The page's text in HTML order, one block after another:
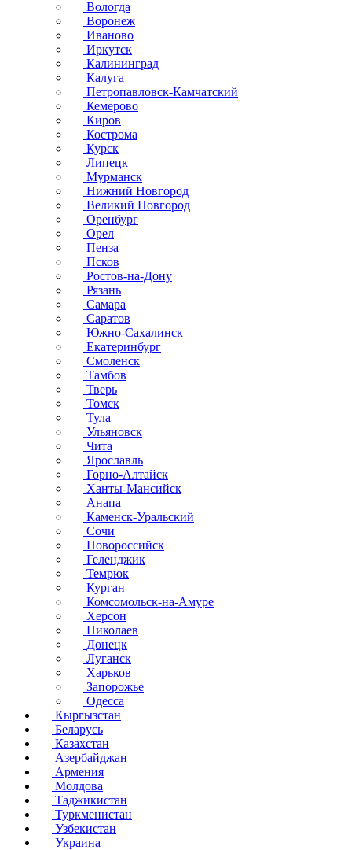
Вологда
Воронеж
Иваново
Иркутск
Калининград
Калуга
Петропавловск-Камчатский
Кемерово
Киров
Кострома
Курск
Липецк
Мурманск
Нижний Новгород
Великий Новгород
Оренбург
Орел
Пенза
Псков
Ростов-на-Дону
Рязань
Самара
Саратов
Южно-Сахалинск
Екатеринбург
Смоленск
Тамбов
Тверь
Томск
Тула
Ульяновск
Чита
Ярославль
Горно-Алтайск
Ханты-Мансийск
Анапа
Каменск-Уральский
Сочи
Новороссийск
Геленджик
Темрюк
Курган
Комсомольск-на-Амуре
Херсон
Николаев
Донецк
Луганск
Харьков
Запорожье
Одесса
Кыргызстан
Беларусь
Казахстан
Азербайджан
Армения
Молдова
Таджикистан
Туркменистан
Узбекистан
Украина